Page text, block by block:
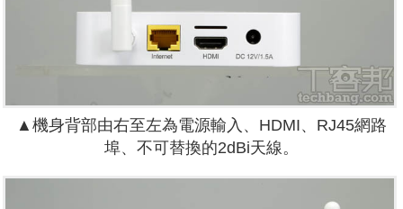
▲機身背部由右至左為電源輸入、HDMI、RJ45網路
埠、不可替換的2dBi天線。